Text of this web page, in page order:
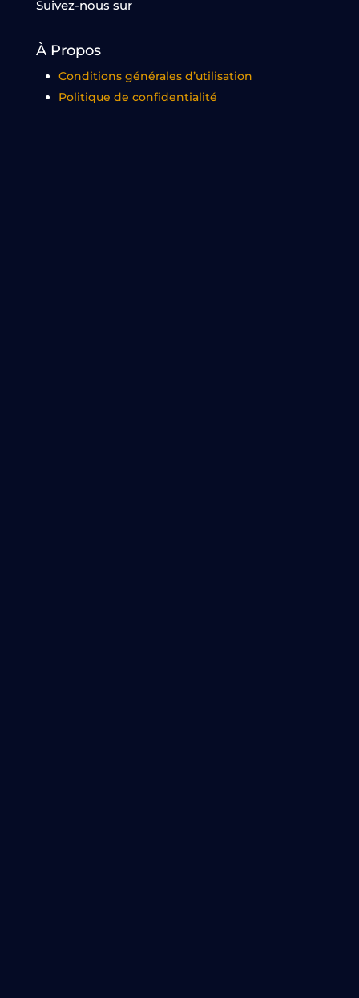
Suivez-nous sur
À Propos
Conditions générales d’utilisation
Politique de confidentialité